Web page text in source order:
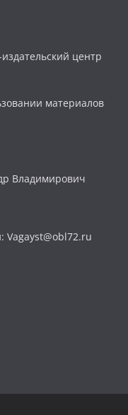
центр
материалов
Владимирович
Vagayst@obl72.ru